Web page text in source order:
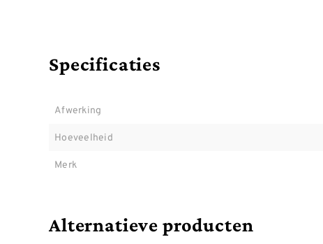
Specificaties
Afwerking
Hoeveelheid
Merk
Alternatieve producten